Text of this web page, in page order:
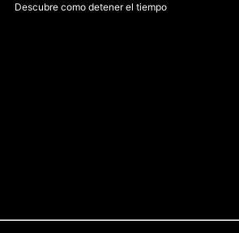
Descubre como detener el tiempo